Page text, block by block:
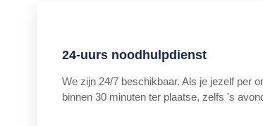
24-uurs noodhulpdienst
We zijn 24/7 beschikbaar. Als je jezelf per
binnen 30 minuten ter plaatse, zelfs 's